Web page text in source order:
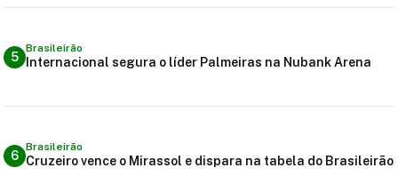
5
Brasileirão
Internacional segura o líder Palmeiras na Nubank Arena
6
Brasileirão
Cruzeiro vence o Mirassol e dispara na tabela do Brasileirão